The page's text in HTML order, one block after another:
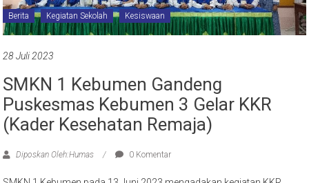
Berita Kegiatan Sekolah Kesiswaan
28 Juli 2023
SMKN 1 Kebumen Gandeng
Puskesmas Kebumen 3 Gelar KKR
(Kader Kesehatan Remaja)
Diposkan Oleh:Humas 0 Komentar